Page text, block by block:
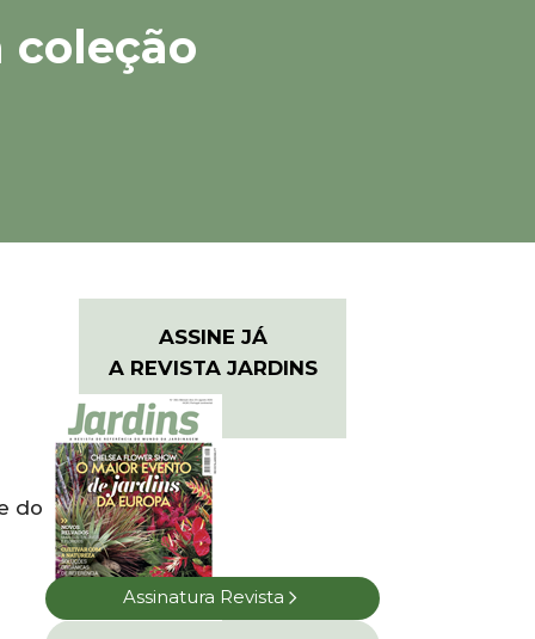
coleção
do
ASSINE JÁ
A REVISTA JARDINS
Assinatura Revista